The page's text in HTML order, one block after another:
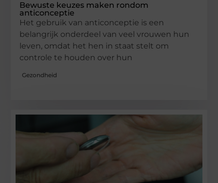
Bewuste keuzes maken rondom
anticonceptie
Het gebruik van anticonceptie is een
belangrijk onderdeel van veel vrouwen hun
leven, omdat het hen in staat stelt om
controle te houden over hun
Gezondheid